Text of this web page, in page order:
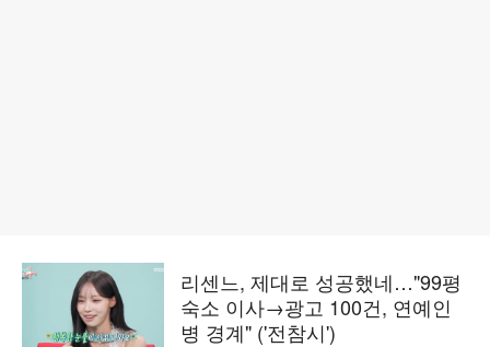
리센느, 제대로 성공했네…"99평
숙소 이사→광고 100건, 연예인
병 경계" ('전참시')